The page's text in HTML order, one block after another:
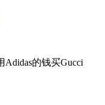
的钱买Gucci